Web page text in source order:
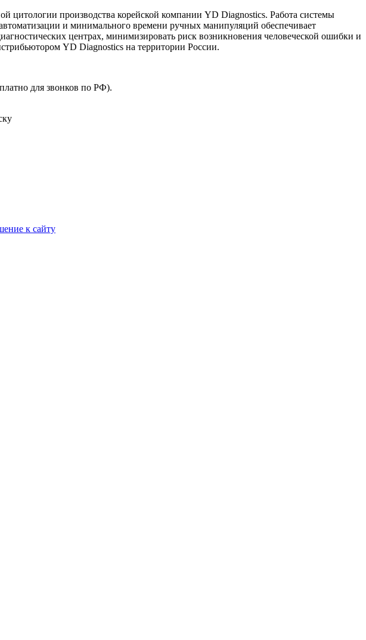
цитологии производства корейской компании YD Diagnostics. Работа системы
и минимального времени ручных манипуляций обеспечивает
центрах, минимизировать риск возникновения человеческой ошибки и
YD Diagnostics на территории России.
для звонков по РФ).
к сайту